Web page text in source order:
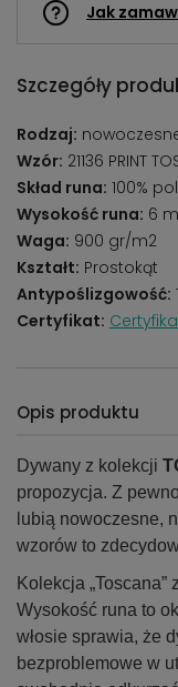
Jak
Szczegóły
Rodzaj:
Wzór: 21136 PRINT
Skład runa: 100%
Wysokość runa: 6
Waga: 900 gr/m2
Kształt: Prostokąt
Antypoślizgowość:
Certyfikat:
Opis produktu
Dywany z kolekcji
propozycja. Z
lubią nowoczesne,
wzorów to
Kolekcja
Wysokość runa to
włosie sprawia, że
bezproblemowe w